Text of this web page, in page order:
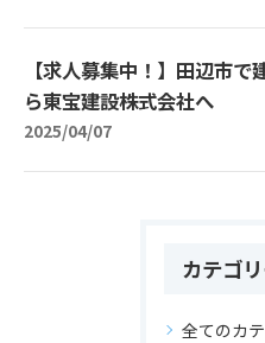
【求人募集中！】田辺市で
ら東宝建設株式会社へ
2025/04/07
カテゴ
全てのカ